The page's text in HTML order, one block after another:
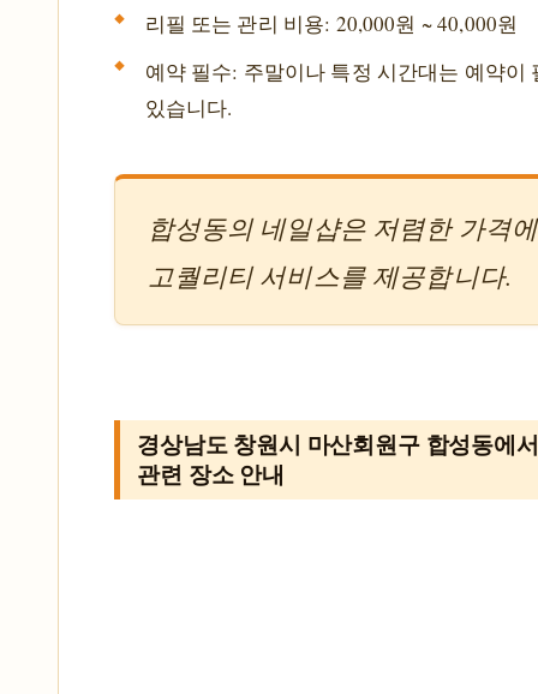
리필 또는 관리 비용: 20,000원 ~ 40,000원
예약 필수: 주말이나 특정 시간대는 예약이
있습니다.
합성동의 네일샵은 저렴한 가격에
고퀄리티 서비스를 제공합니다.
경상남도 창원시 마산회원구 합성동에
관련 장소 안내